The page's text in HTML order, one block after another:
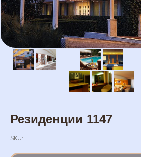
Резиденции 1147
SKU: